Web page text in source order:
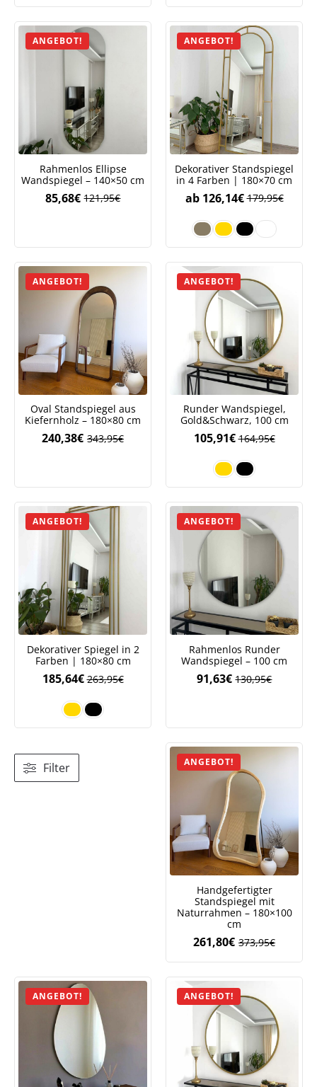
ANGEBOT!
Rahmenlos Ellipse
Wandspiegel – 140×50 cm
121,95€
Ursprünglicher
121,95€
85,68€ Aktueller
85,68€.
ANGEBOT!
Dekorativer Standspiegel
in 4 Farben | 180×70 cm
ab 179,95€
126,14€
ANGEBOT!
Oval Standspiegel aus
Kiefernholz – 180×80 cm
343,95€
Ursprünglicher
343,95€
240,38€Aktueller
240,38€.
ANGEBOT!
Runder Wandspiegel,
Gold&Schwarz, 100 cm
164,95€
105,91€
ANGEBOT!
Dekorativer Spiegel in 2
Farben | 180×80 cm
263,95€
185,64€
ANGEBOT!
Rahmenlos Runder
Wandspiegel – 100 cm
130,95€
130,95€
91,63€ Aktueller
91,63€.
Filter ANGEBOT!
Handgefertigter
Standspiegel mit
Naturrahmen – 180×100
cm
373,95€
Preis
war:
373,95€
261,80€Aktueller
Preis
ist:
261,80€.
ANGEBOT! ANGEBOT!